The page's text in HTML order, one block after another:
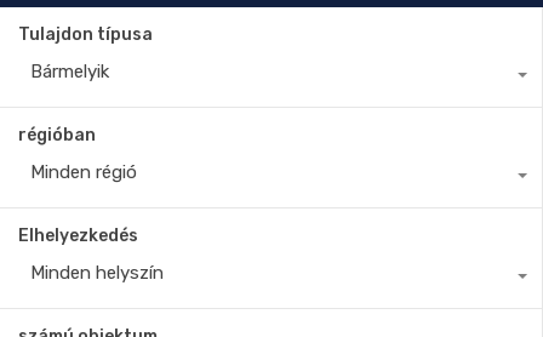
Tulajdon típusa
Bármelyik
régióban
Minden régió
Elhelyezkedés
Minden helyszín